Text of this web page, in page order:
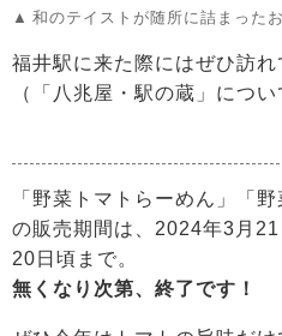
和のテイストが随所に詰まった
福井駅に来た際にはぜひ訪れ
（「八兆屋・駅の蔵」につい
「野菜トマトらーめん」「
の販売期間は、2024年3月
20日頃まで。
無くなり次第、終了です！